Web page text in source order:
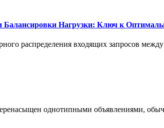
Нагрузки: Ключ к
распределения входящих запросов
однотипными объявлениями,